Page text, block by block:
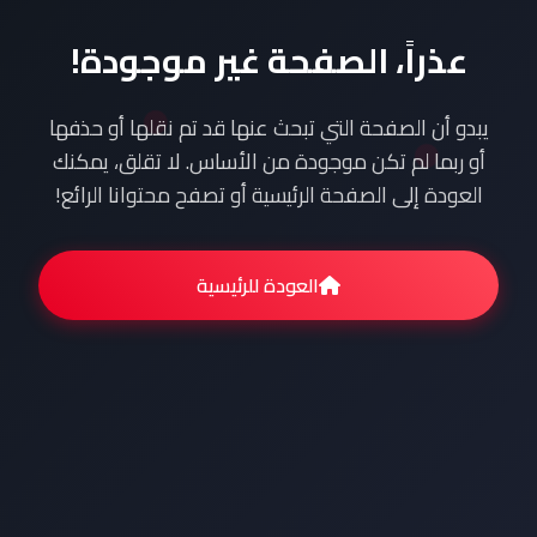
عذراً، الصفحة غير موجودة!
يبدو أن الصفحة التي تبحث عنها قد تم نقلها أو حذفها
أو ربما لم تكن موجودة من الأساس. لا تقلق، يمكنك
العودة إلى الصفحة الرئيسية أو تصفح محتوانا الرائع!
العودة للرئيسية